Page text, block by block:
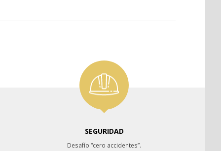
SEGURIDAD
Desafío “cero accidentes”.